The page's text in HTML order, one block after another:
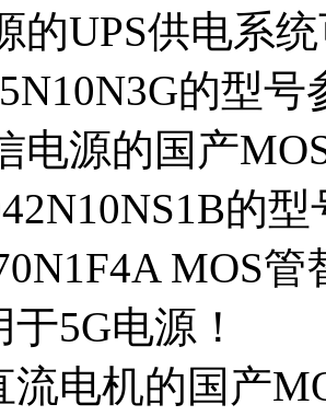
的UPS供电系
的型号
电源的国产
的
MOS
5G电源！
流电机的国产